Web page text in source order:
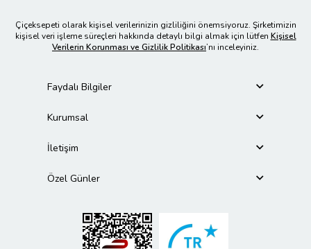
Çiçeksepeti olarak kişisel verilerinizin gizliliğini önemsiyoruz. Şirketimizin
kişisel veri işleme süreçleri hakkında detaylı bilgi almak için lütfen Kişisel
Verilerin Korunması ve Gizlilik Politikası’nı inceleyiniz.
Faydalı Bilgiler
Kurumsal
İletişim
Özel Günler